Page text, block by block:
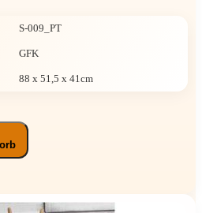
S-009_PT
GFK
88 x 51,5 x 41cm